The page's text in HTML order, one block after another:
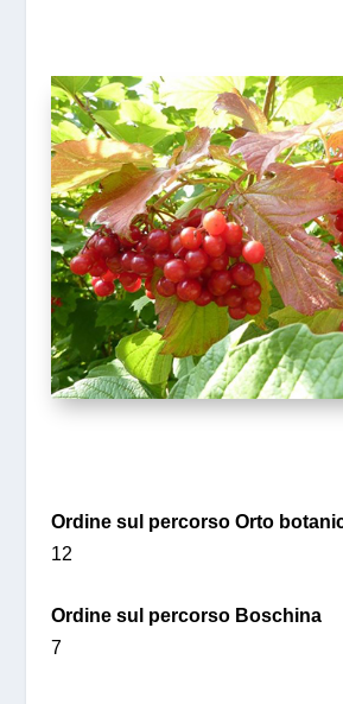
Ordine sul percorso Orto
12
Ordine sul percorso Boschina
7